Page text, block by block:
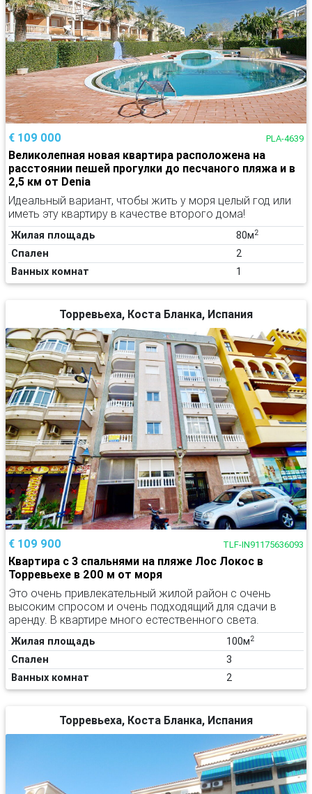
€ 109 000 PLA-4639
Великолепная новая квартира расположена на
расстоянии пешей прогулки до песчаного пляжа и в
2,5 км от Denia
Идеальный вариант, чтобы жить у моря целый год или
иметь эту квартиру в качестве второго дома!
Жилая площадь 80м2
Спален
2
Ванных комнат
1
Торревьеха, Коста Бланка, Испания
€ 109 900 TLF-IN91175636093
Квартира с 3 спальнями на пляже Лос Локос в
Торревьехе в 200 м от моря
Это очень привлекательный жилой район с очень
высоким спросом и очень подходящий для сдачи в
аренду. В квартире много естественного света.
Жилая площадь 100м2
Спален
3
Ванных комнат
2
Торревьеха, Коста Бланка, Испания